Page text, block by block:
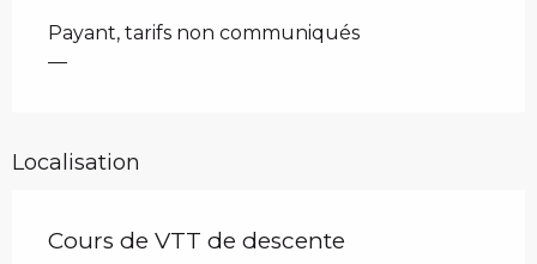
Payant, tarifs non communiqués
—
Localisation
Cours de VTT de descente